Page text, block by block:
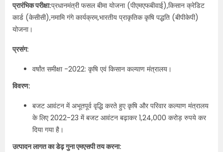
प्रारंभिक परीक्षा:प्रधानमंत्री फसल बीमा योजना (पीएमएफबीवाई),किसान क्रेडिट
कार्ड (केसीसी),नमामि गंगे कार्यक्रम,भारतीय प्राकृतिक कृषि पद्धति (बीपीकेपी)
योजना।
प्रसंग:
वर्षांत समीक्षा -2022: कृषि एवं किसान कल्याण मंत्रालय।
विवरण:
बजट आवंटन में अभूतपूर्व वृद्धि करते हुए कृषि और परिवार कल्याण मंत्रालय
के लिए 2022-23 में बजट आवंटन बढ़ाकर 1,24,000 करोड़ रुपये कर
दिया गया है।
उत्पादन लागत का डेढ़ गुना एमएसपी तय करना: